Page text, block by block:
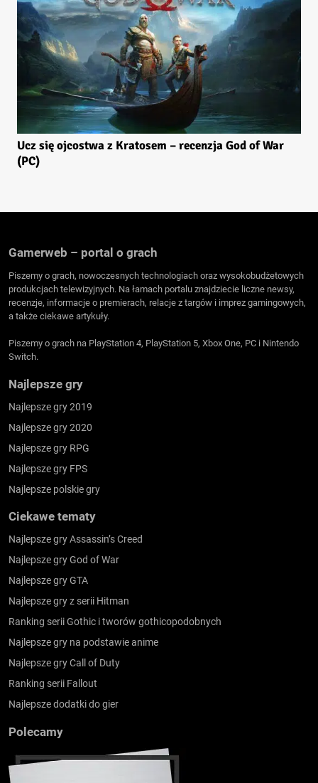
Ucz się ojcostwa z Kratosem – recenzja God of War
(PC)
Gamerweb – portal o grach
Piszemy o grach, nowoczesnych technologiach oraz wysokobudżetowych
produkcjach telewizyjnych. Na łamach portalu znajdziecie liczne newsy,
recenzje, informacje o premierach, relacje z targów i imprez gamingowych,
a także ciekawe artykuły.
Piszemy o grach na PlayStation 4, PlayStation 5, Xbox One, PC i Nintendo
Switch.
Najlepsze gry
Najlepsze gry 2019
Najlepsze gry 2020
Najlepsze gry RPG
Najlepsze gry FPS
Najlepsze polskie gry
Ciekawe tematy
Najlepsze gry Assassin’s Creed
Najlepsze gry God of War
Najlepsze gry GTA
Najlepsze gry z serii Hitman
Ranking serii Gothic i tworów gothicopodobnych
Najlepsze gry na podstawie anime
Najlepsze gry Call of Duty
Ranking serii Fallout
Najlepsze dodatki do gier
Polecamy